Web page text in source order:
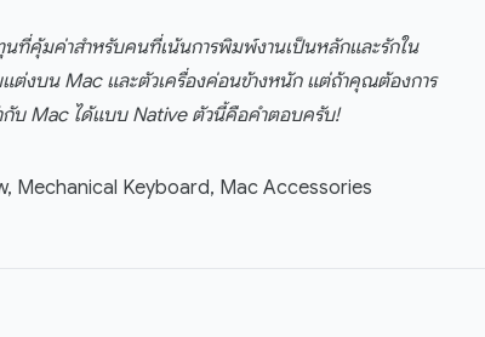
ที่คุ้มค่าสำหรับคนที่เน้นการพิมพ์งานเป็นหลักและรักใน
งบน Mac และตัวเครื่องค่อนข้างหนัก แต่ถ้าคุณต้องการ
บ Mac ได้แบบ Native ตัวนี้คือคำตอบครับ!
Mechanical Keyboard, Mac Accessories